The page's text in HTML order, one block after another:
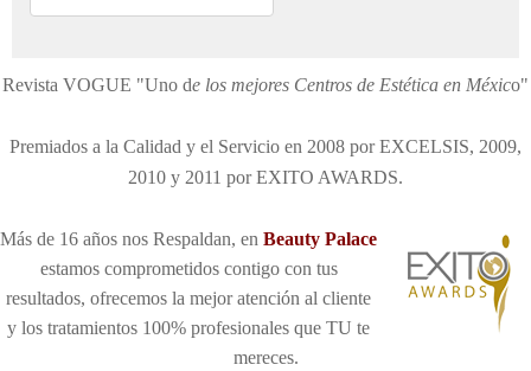
Revista VOGUE "Uno de los mejores Centros de Estética en México"
Premiados a la Calidad y el Servicio en 2008 por EXCELSIS, 2009,
2010 y 2011 por EXITO AWARDS.
Más de 16 años nos Respaldan, en Beauty Palace
estamos comprometidos contigo con tus
resultados, ofrecemos la mejor atención al cliente
y los tratamientos 100% profesionales que TU te
mereces.